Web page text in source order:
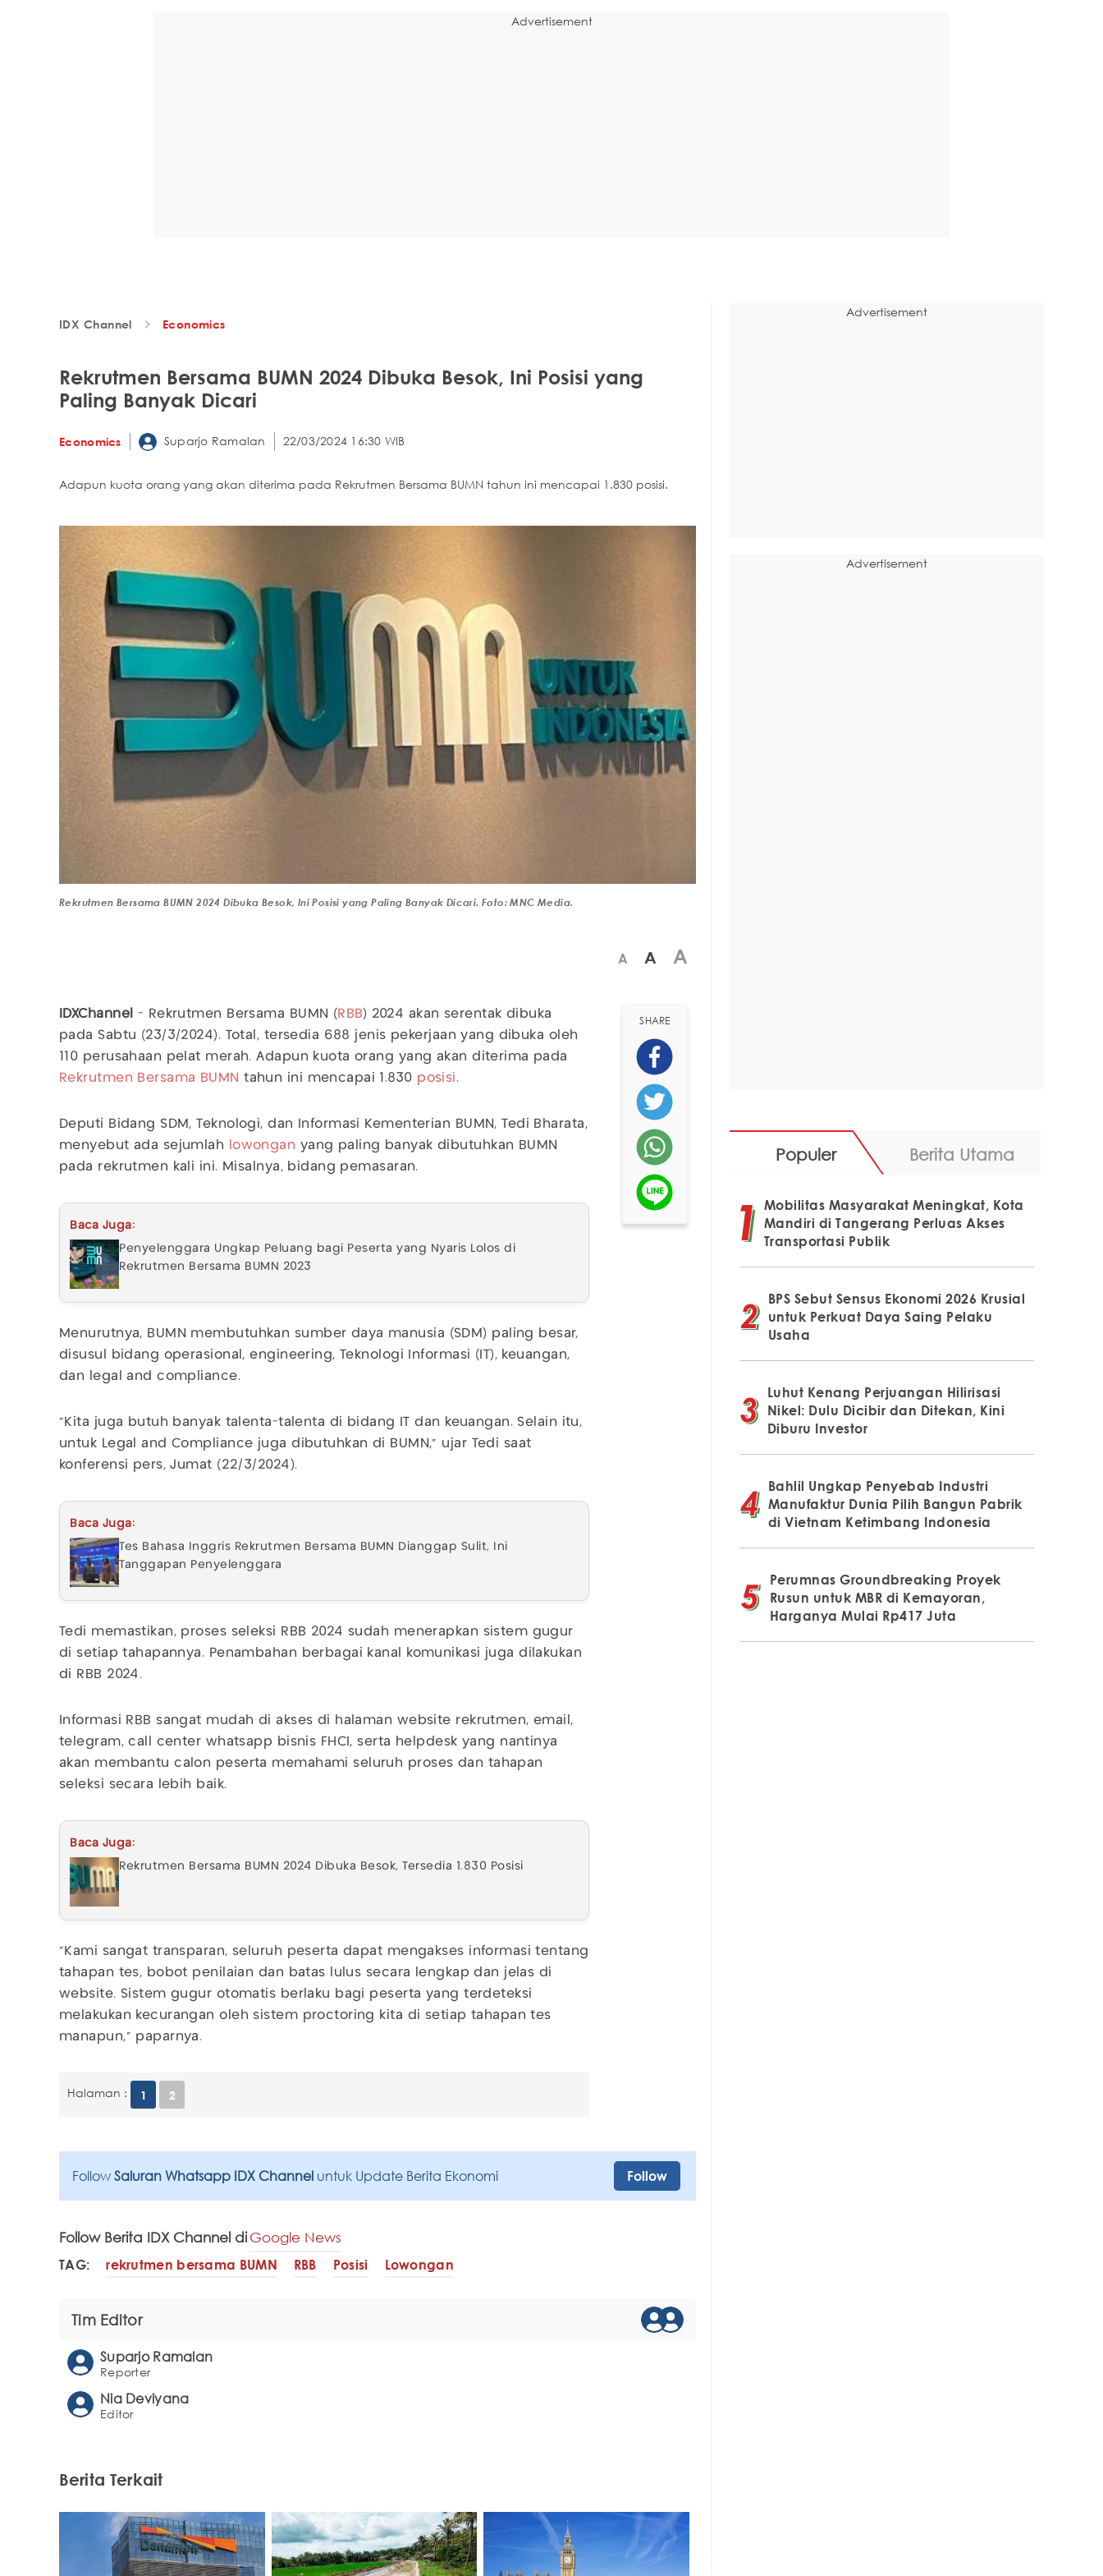
Advertisement
IDX Channel Economics
Rekrutmen Bersama BUMN 2024 Dibuka Besok, Ini Posisi yang
Paling Banyak Dicari
Economics Suparjo Ramalan 22/03/2024 16:30 WIB
Adapun kuota orang yang akan diterima pada Rekrutmen Bersama BUMN tahun ini mencapai 1.830 posisi.
Rekrutmen Bersama BUMN 2024 Dibuka Besok, Ini Posisi yang Paling Banyak Dicari. Foto: MNC Media.
A A A
IDXChannel - Rekrutmen Bersama BUMN ( RBB) 2024 akan serentak dibuka
pada Sabtu (23/3/2024). Total, tersedia 688 jenis pekerjaan yang dibuka oleh
110 perusahaan pelat merah. Adapun kuota orang yang akan diterima pada
Rekrutmen Bersama BUMN tahun ini mencapai 1.830 posisi .
Deputi Bidang SDM, Teknologi, dan Informasi Kementerian BUMN, Tedi Bharata,
menyebut ada sejumlah
lowongan yang paling banyak dibutuhkan BUMN
pada rekrutmen kali ini. Misalnya, bidang pemasaran.
Baca Juga:
Penyelenggara Ungkap Peluang bagi Peserta yang Nyaris Lolos di
Rekrutmen Bersama BUMN 2023
Menurutnya, BUMN membutuhkan sumber daya manusia (SDM) paling besar,
disusul bidang operasional, engineering, Teknologi Informasi (IT), keuangan,
dan legal and compliance.
"Kita juga butuh banyak talenta-talenta di bidang IT dan keuangan. Selain itu,
untuk Legal and Compliance juga dibutuhkan di BUMN,” ujar Tedi saat
konferensi pers, Jumat (22/3/2024).
Baca Juga:
Tes Bahasa Inggris Rekrutmen Bersama BUMN Dianggap Sulit, Ini
Tanggapan Penyelenggara
Tedi memastikan, proses seleksi RBB 2024 sudah menerapkan sistem gugur
di setiap tahapannya. Penambahan berbagai kanal komunikasi juga dilakukan
di RBB 2024.
Informasi RBB sangat mudah di akses di halaman website rekrutmen, email,
telegram, call center whatsapp bisnis FHCI, serta helpdesk yang nantinya
akan membantu calon peserta memahami seluruh proses dan tahapan
seleksi secara lebih baik.
Baca Juga:
Rekrutmen Bersama BUMN 2024 Dibuka Besok, Tersedia 1.830 Posisi
"Kami sangat transparan, seluruh peserta dapat mengakses informasi tentang
tahapan tes, bobot penilaian dan batas lulus secara lengkap dan jelas di
website. Sistem gugur otomatis berlaku bagi peserta yang terdeteksi
melakukan kecurangan oleh sistem proctoring kita di setiap tahapan tes
manapun," paparnya.
Halaman : 1 2
SHARE
Follow Saluran Whatsapp IDX Channel untuk Update Berita Ekonomi Follow
Follow Berita IDX Channel diGoogle News
TAG: rekrutmen bersama BUMN RBB Posisi Lowongan
Tim Editor
Suparjo Ramalan
Reporter
Nia Deviyana
Editor
Berita Terkait
Advertisement
Advertisement
Populer Berita Utama
Mobilitas Masyarakat Meningkat, Kota
Mandiri di Tangerang Perluas Akses
Transportasi Publik
BPS Sebut Sensus Ekonomi 2026 Krusial
untuk Perkuat Daya Saing Pelaku
Usaha
Luhut Kenang Perjuangan Hilirisasi
Nikel: Dulu Dicibir dan Ditekan, Kini
Diburu Investor
Bahlil Ungkap Penyebab Industri
Manufaktur Dunia Pilih Bangun Pabrik
di Vietnam Ketimbang Indonesia
Perumnas Groundbreaking Proyek
Rusun untuk MBR di Kemayoran,
Harganya Mulai Rp417 Juta